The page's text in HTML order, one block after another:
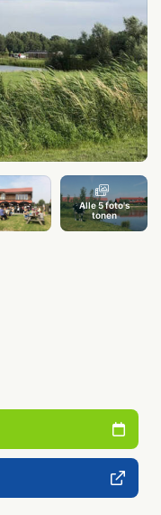
Alle 5 foto's
tonen